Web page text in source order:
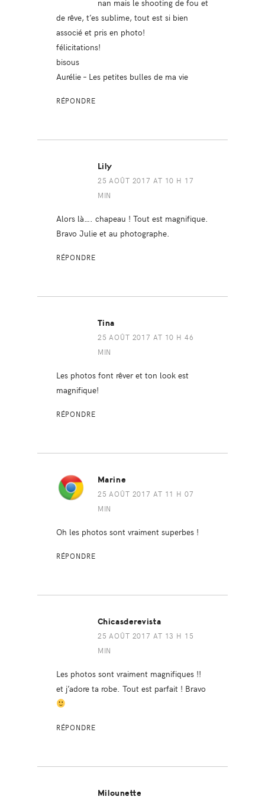
nan mais le shooting de fou et
de rêve, t’es sublime, tout est si bien
associé et pris en photo!
félicitations!
bisous
Aurélie – Les petites bulles de ma vie
RÉPONDRE
Lily
25 AOÛT 2017 AT 10 H 17
MIN
Alors là…. chapeau ! Tout est magnifique.
Bravo Julie et au photographe.
RÉPONDRE
Tina
25 AOÛT 2017 AT 10 H 46
MIN
Les photos font rêver et ton look est
magnifique!
RÉPONDRE
Marine
25 AOÛT 2017 AT 11 H 07
MIN
Oh les photos sont vraiment superbes !
RÉPONDRE
Chicasderevista
25 AOÛT 2017 AT 13 H 15
MIN
Les photos sont vraiment magnifiques !!
et j’adore ta robe. Tout est parfait ! Bravo
RÉPONDRE
Milounette